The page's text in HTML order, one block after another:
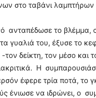
στο ταβάνι λαμπτήρων
ανταπέδωσε το βλέμμα,
γυαλιά του, έξυσε το
δείκτη, τον μέσο
Η
έφερε τρία ποτά, το
ένιωσε να ιδρώνει, ο